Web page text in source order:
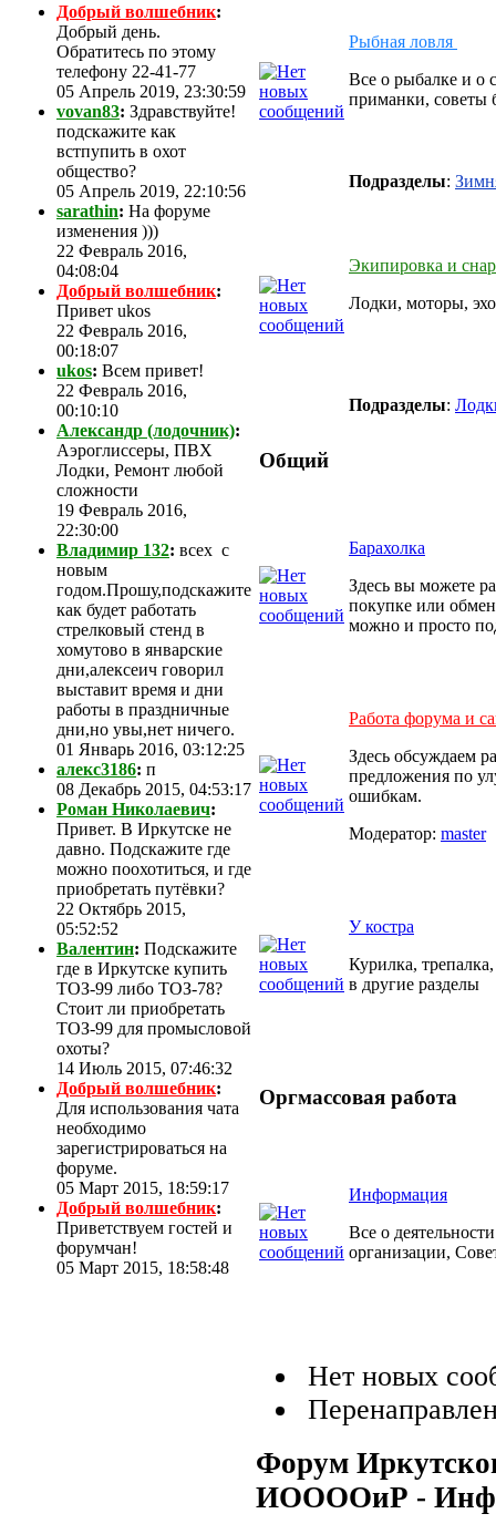
Добрый волшебник:
Добрый день.
Обратитесь по этому
телефону 22-41-77
05 Апрель 2019, 23:30:59
vovan83: Здравствуйте!
подскажите как
встпупить в охот
общество?
05 Апрель 2019, 22:10:56
sarathin: На форуме
изменения )))
22 Февраль 2016,
04:08:04
Добрый волшебник:
Привет ukos
22 Февраль 2016,
00:18:07
ukos: Всем привет!
22 Февраль 2016,
00:10:10
Александр (лодочник):
Аэроглиссеры, ПВХ
Лодки, Ремонт любой
сложности
19 Февраль 2016,
22:30:00
Владимир 132: всех с
новым
годом.Прошу,подскажите
как будет работать
стрелковый стенд в
хомутово в январские
дни,алексеич говорил
выставит время и дни
работы в праздничные
дни,но увы,нет ничего.
01 Январь 2016, 03:12:25
алекс3186: п
08 Декабрь 2015, 04:53:17
Роман Николаевич:
Привет. В Иркутске не
давно. Подскажите где
можно поохотиться, и где
приобретать путёвки?
22 Октябрь 2015,
05:52:52
Валентин: Подскажите
где в Иркутске купить
ТОЗ-99 либо ТОЗ-78?
Стоит ли приобретать
ТОЗ-99 для промысловой
охоты?
14 Июль 2015, 07:46:32
Добрый волшебник:
Для использования чата
необходимо
зарегистрироваться на
форуме.
05 Март 2015, 18:59:17
Добрый волшебник:
Приветствуем гостей и
форумчан!
05 Март 2015, 18:58:48
Рыбная ловля
Все о рыбалке и о
приманки, советы
Подразделы:
Экипировка и
Лодки, моторы,
Подразделы:
Общий
Барахолка
Здесь вы можете
покупке или
можно и просто
Работа форума и
Здесь обсуждаем
предложения по
ошибкам.
Модератор: master
У костра
Курилка,
в другие разделы
Оргмассовая работа
Информация
Все о
организации,
Нет новых
Форум
ИООООиР -